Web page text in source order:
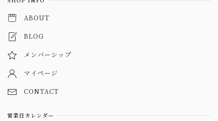
ABOUT
BLOG
メンバーシップ
マイページ
CONTACT
営業日カレンダー